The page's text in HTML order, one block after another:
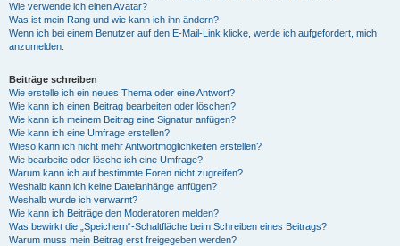
Wie verwende ich einen Avatar?
Was ist mein Rang und wie kann ich ihn ändern?
Wenn ich bei einem Benutzer auf den E-Mail-Link klicke, werde ich aufgefordert, mich
anzumelden.
Beiträge schreiben
Wie erstelle ich ein neues Thema oder eine Antwort?
Wie kann ich einen Beitrag bearbeiten oder löschen?
Wie kann ich meinem Beitrag eine Signatur anfügen?
Wie kann ich eine Umfrage erstellen?
Wieso kann ich nicht mehr Antwortmöglichkeiten erstellen?
Wie bearbeite oder lösche ich eine Umfrage?
Warum kann ich auf bestimmte Foren nicht zugreifen?
Weshalb kann ich keine Dateianhänge anfügen?
Weshalb wurde ich verwarnt?
Wie kann ich Beiträge den Moderatoren melden?
Was bewirkt die „Speichern“-Schaltfläche beim Schreiben eines Beitrags?
Warum muss mein Beitrag erst freigegeben werden?